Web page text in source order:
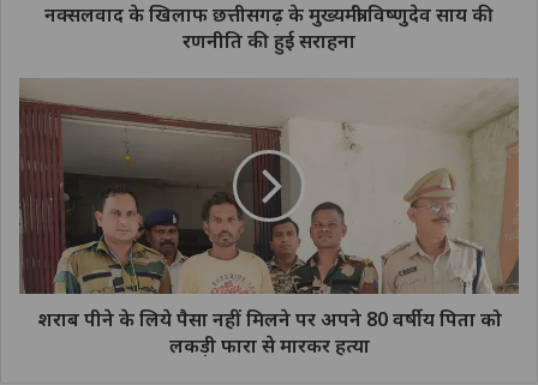
नक्सलवाद के खिलाफ छत्तीसगढ़ के मुख्यमंत्री विष्णुदेव साय की
रणनीति की हुई सराहना
शराब पीने के लिये पैसा नहीं मिलने पर अपने 80 वर्षीय पिता को
लकड़ी फारा से मारकर हत्या